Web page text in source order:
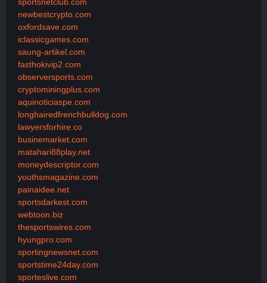
newbestcrypto.com
oxfordsave.com
iclassicgames.com
saung-artikel.com
fasthokivip2.com
observersports.com
cryptominingplus.com
aquinoticiaspe.com
longhairedfrenchbulldog.com
lawyersforhire.co
businemarket.com
matahari88play.net
moneydescriptor.com
youthsmagazine.com
painaidee.net
sportsdarkest.com
webtoon.biz
thesportswires.com
hyungpro.com
sportingnewsnet.com
sportstime24day.com
sporteslive.com